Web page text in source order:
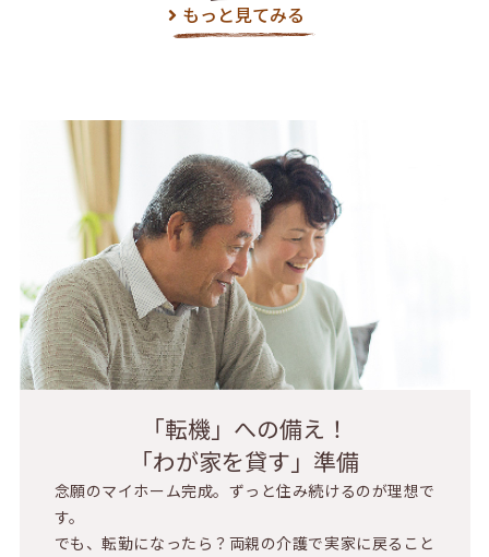
もっと見てみる
「転機」への備え！
「わが家を貸す」準備
念願のマイホーム完成。ずっと住み続けるのが理想で
す。
でも、転勤になったら？両親の介護で実家に戻ること